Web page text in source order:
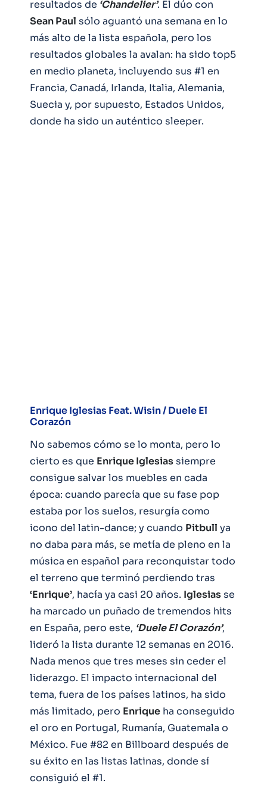
resultados de ‘Chandelier’. El dúo con
Sean Paul sólo aguantó una semana en lo
más alto de la lista española, pero los
resultados globales la avalan: ha sido top5
en medio planeta, incluyendo sus #1 en
Francia, Canadá, Irlanda, Italia, Alemania,
Suecia y, por supuesto, Estados Unidos,
donde ha sido un auténtico sleeper.
Enrique Iglesias Feat. Wisin / Duele El
Corazón
No sabemos cómo se lo monta, pero lo
cierto es que Enrique Iglesiassiempre
consigue salvar los muebles en cada
época: cuando parecía que su fase pop
estaba por los suelos, resurgía como
icono del latin-dance; y cuando Pitbull ya
no daba para más, se metía de pleno en la
música en español para reconquistar todo
el terreno que terminó perdiendo tras
‘Enrique’, hacía ya casi 20 años. Iglesiasse
ha marcado un puñado de tremendos hits
en España, pero este, ‘Duele El Corazón’,
lideró la lista durante 12 semanas en 2016.
Nada menos que tres meses sin ceder el
liderazgo. El impacto internacional del
tema, fuera de los países latinos, ha sido
más limitado, pero Enrique ha conseguido
el oro en Portugal, Rumanía, Guatemala o
México. Fue #82 en Billboard después de
su éxito en las listas latinas, donde sí
consiguió el #1.